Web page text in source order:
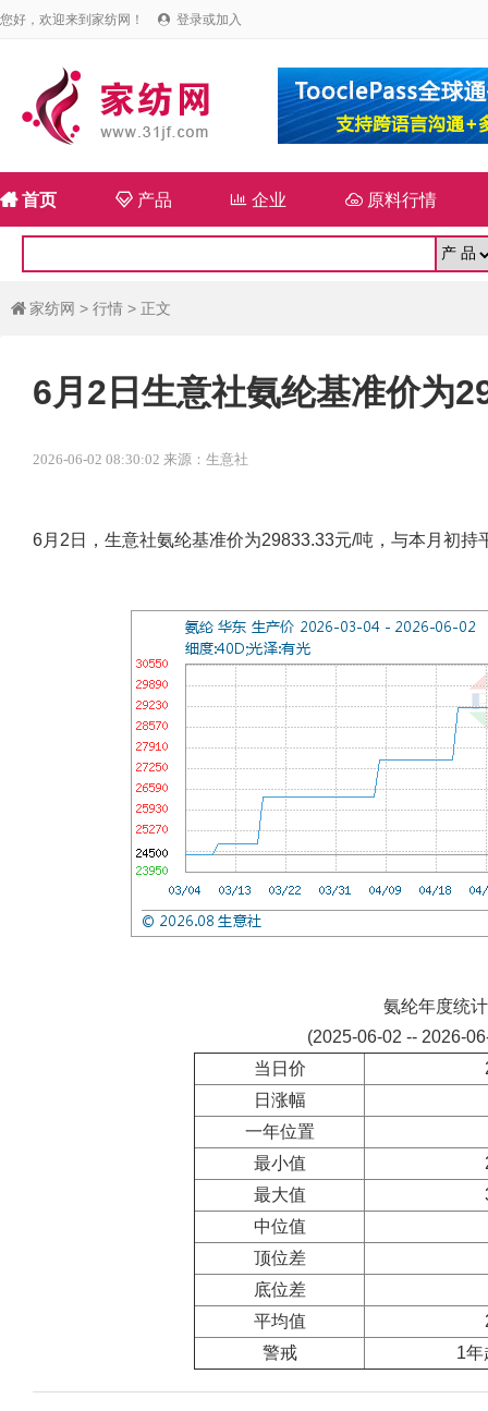
您好，欢迎来到家纺网！  登录或加入
首页 产品  企业 原料行情
 家纺网 > 行情 > 正文
6月2日生意社氨纶基准价为
2026-06-02 08:30:02 来源：生意社
6月2日，生意社氨纶基准价为29833.33元/吨，与本月初持
氨纶年度统计
(2025-06-02 -- 2026-
当日价
日涨幅
一年位置
最小值
最大值
中位值
顶位差
底位差
平均值
警戒
1年